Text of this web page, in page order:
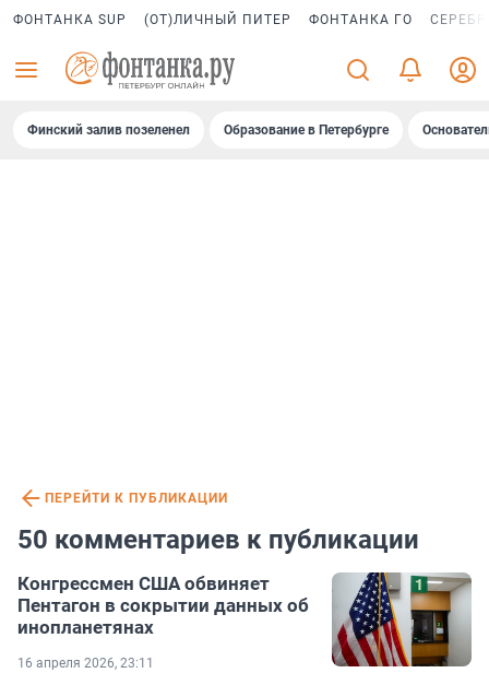
ФОНТАНКА SUP (ОТ)ЛИЧНЫЙ ПИТЕР ФОНТАНКА ГО
Финский залив позеленел Образование в Петербурге
ПЕРЕЙТИ К ПУБЛИКАЦИИ
50 комментариев к публикации
Конгрессмен США обвиняет
Пентагон в сокрытии данных об
инопланетянах
16 апреля 2026, 23:11